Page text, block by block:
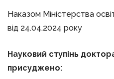
Наказом Міністерства
від 24.04.2024 року
Науковий ступінь
присуджено: